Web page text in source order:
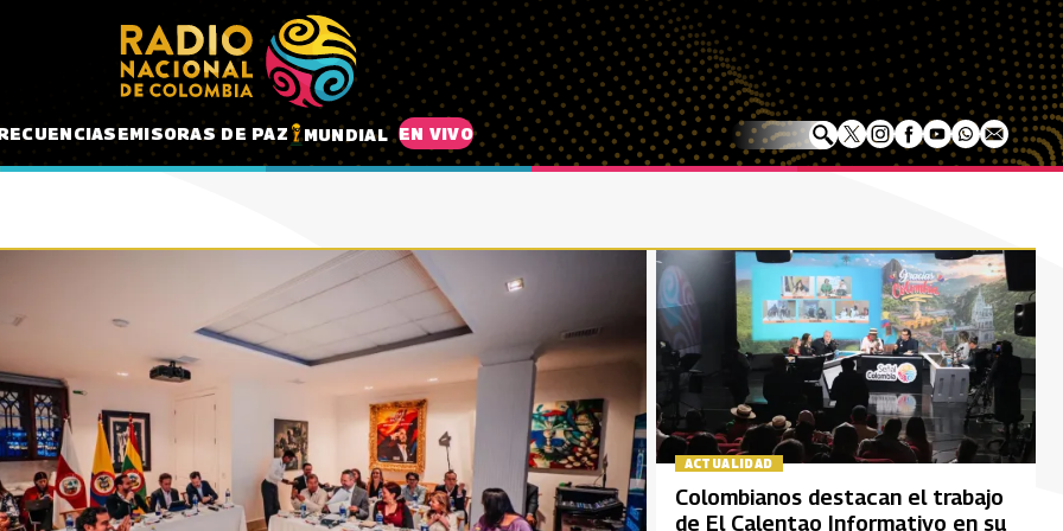
EMISORAS DE PAZ MUNDIAL EN VIVO
ACTUALIDAD
Colombianos destacan el trabajo
de El Calentao Informativo en su